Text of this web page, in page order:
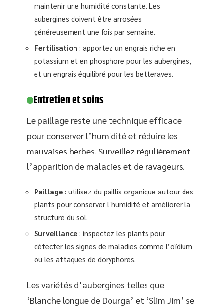
maintenir une humidité constante. Les
aubergines doivent être arrosées
généreusement une fois par semaine.
Fertilisation : apportez un engrais riche en
potassium et en phosphore pour les aubergines,
et un engrais équilibré pour les betteraves.
Entretien et soins
Le paillage reste une technique efficace
pour conserver l’humidité et réduire les
mauvaises herbes. Surveillez régulièrement
l’apparition de maladies et de ravageurs.
Paillage : utilisez du paillis organique autour des
plants pour conserver l’humidité et améliorer la
structure du sol.
Surveillance : inspectez les plants pour
détecter les signes de maladies comme l’oïdium
ou les attaques de doryphores.
Les variétés d’aubergines telles que
‘Blanche longue de Dourga’ et ‘Slim Jim’ se